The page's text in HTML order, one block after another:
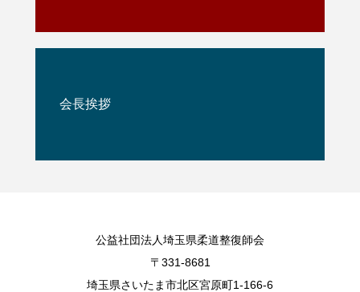
会長挨拶
公益社団法人埼玉県柔道整復師会
〒331-8681
埼玉県さいたま市北区宮原町1-166-6